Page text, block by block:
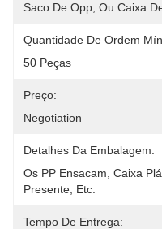
Saco De Opp, Ou Caixa
Quantidade De Ordem
50 Peças
Preço:
Negotiation
Detalhes Da Embalagem:
Os PP Ensacam, Caixa
Presente, Etc.
Tempo De Entrega: